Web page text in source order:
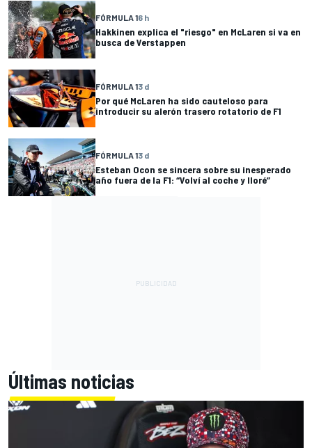
FÓRMULA 16 h
Hakkinen explica el "riesgo" en McLaren si va en
busca de Verstappen
FÓRMULA 13 d
Por qué McLaren ha sido cauteloso para
introducir su alerón trasero rotatorio de F1
FÓRMULA 13 d
Esteban Ocon se sincera sobre su inesperado
año fuera de la F1: “Volví al coche y lloré”
Últimas noticias